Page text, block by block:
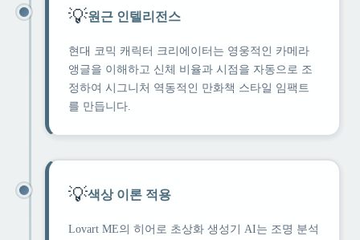
💡원근 인텔리전스
현대 코믹 캐릭터 크리에이터는 영웅적인 카메라
앵글을 이해하고 신체 비율과 시점을 자동으로 조
정하여 시그니처 역동적인 만화책 스타일 임팩트
를 만듭니다.
💡색상 이론 적용
Lovart ME의 히어로 초상화 생성기 AI는 조명 분석